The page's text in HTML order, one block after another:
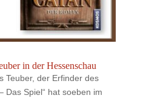
in der Hessenschau
Teuber, der Erfinder des
Das Spiel“ hat soeben im